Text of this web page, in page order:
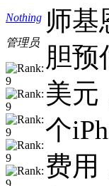
Nothing
管理员
师基
胆预
美元
个
费用